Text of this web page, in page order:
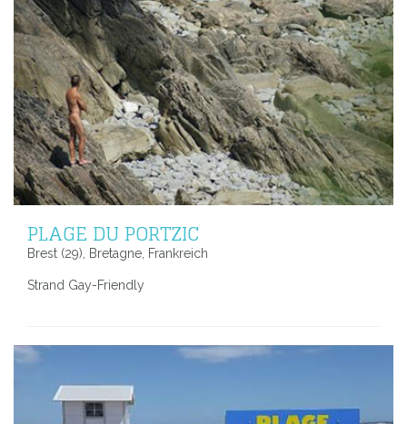
PLAGE DU PORTZIC
Brest (29), Bretagne, Frankreich
Strand Gay-Friendly